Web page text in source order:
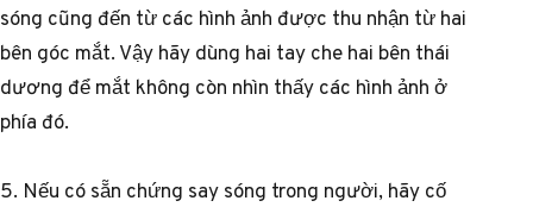
sóng cũng đến từ các hình ảnh được thu nhận từ hai
bên góc mắt. Vậy hãy dùng hai tay che hai bên thái
dương để mắt không còn nhìn thấy các hình ảnh ở
phía đó.
5. Nếu có sẵn chứng say sóng trong người, hãy cố